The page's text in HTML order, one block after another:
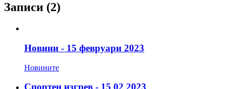
Записи (2)
Новини - 15 февруари 2023
Новините
Спортен изгрев - 15 02 2023